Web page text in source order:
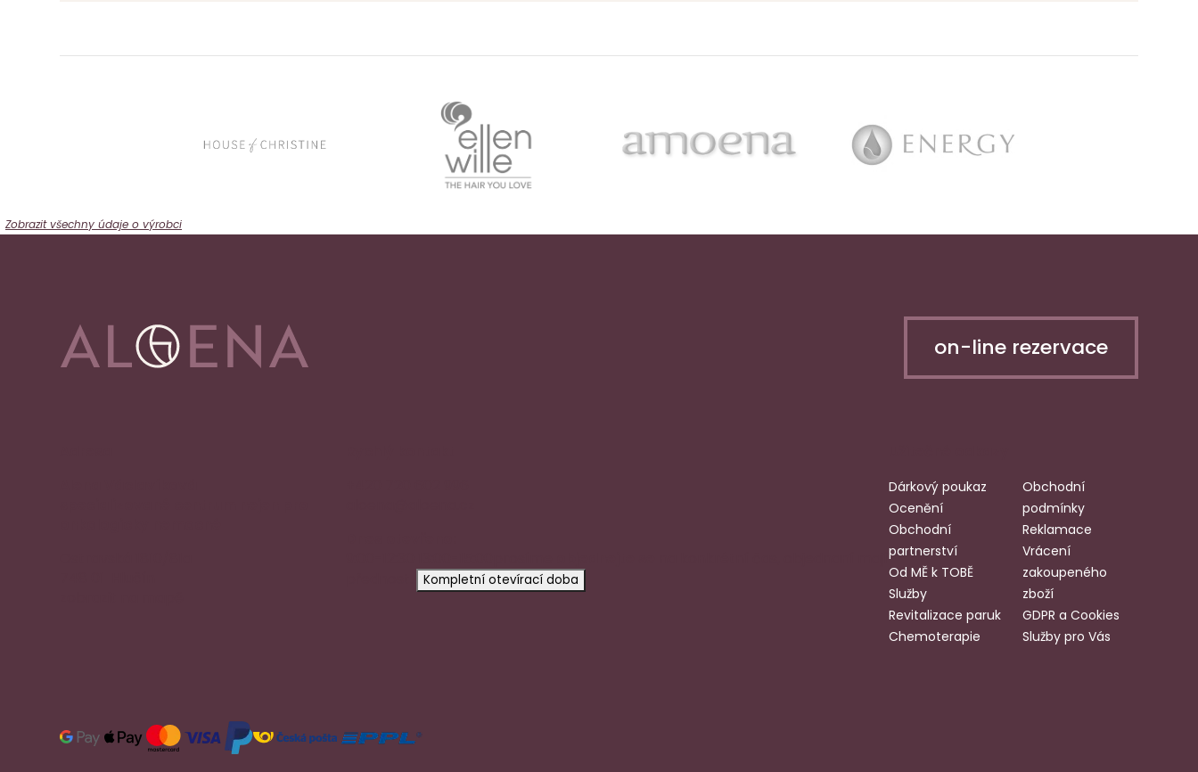
Zobrazit všechny údaje o výrobci
Kompletní otevírací doba
Dárkový poukaz
Ocenění
Obchodní
partnerství
Od MĚ k TOBĚ
Služby
Revitalizace paruk
Chemoterapie
Obchodní
podmínky
Reklamace
Vrácení
zakoupeného
zboží
GDPR a Cookies
Služby pro Vás
on-line rezervace